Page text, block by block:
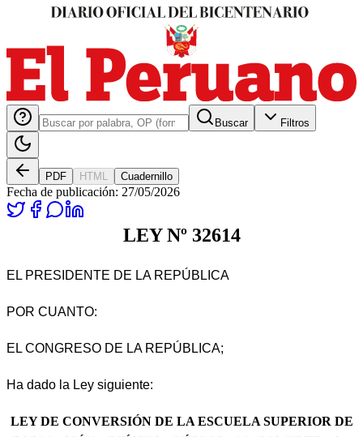
Buscar Filtros
PDF HTML Cuadernillo
Fecha de publicación: 27/05/2026
LEY Nº 32614
EL PRESIDENTE DE LA REPÚBLICA
POR CUANTO:
EL CONGRESO DE LA REPÚBLICA;
Ha dado la Ley siguiente:
LEY DE CONVERSIÓN DE LA ESCUELA SUPERIOR DE